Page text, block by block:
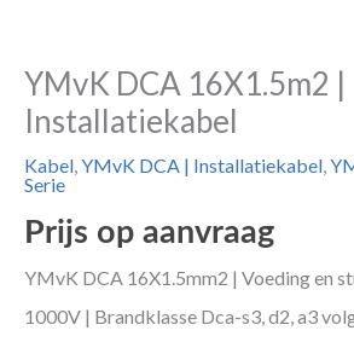
YMvK DCA 16X1.5m2 |
Installatiekabel
Kabel,YMvK DCA | Installatiekabel,
Serie
Prijs op aanvraag
YMvK DCA 16X1.5mm2 | Voeding en
1000V | Brandklasse Dca-s3, d2, a3